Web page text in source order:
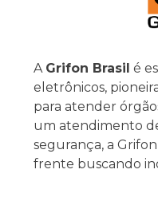
A Grifon Brasil é
eletrônicos,
para atender
um atendimento
segurança, a
frente buscando